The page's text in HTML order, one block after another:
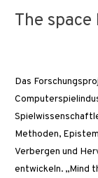
The
Das
Methoden,
Verbergen und
entwickeln. „Mind